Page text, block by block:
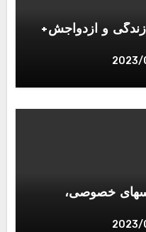
و ازدواجش+
2023/
خصوصی،
2023/